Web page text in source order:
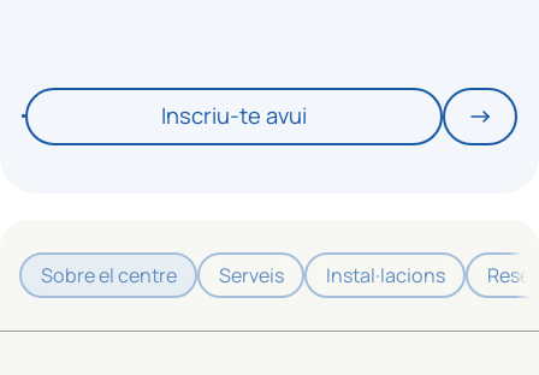
Inscriu-te avui
Sobre el centre Serveis Instal·lacions